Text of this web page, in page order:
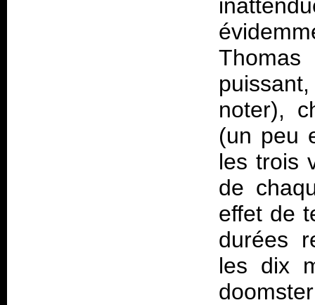
noter),
(un peu
les trois
de
effet de
durées
les dix